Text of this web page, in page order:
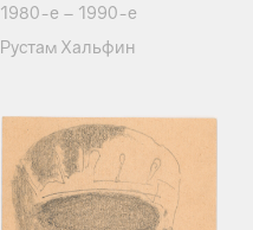
1980-е – 1990-е
Рустам Хальфин